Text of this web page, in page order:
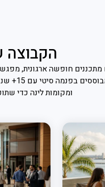
הקבוצה
בכל
ומקומות לינה כדי